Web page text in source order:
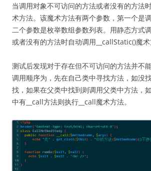
当调用对象不可访问的方法或者没有的方法
术方法。该魔术方法有两个参数，第一个是
二个参数是枚举数组参数列表。用静态方式
或者没有的方法时自动调用__callStatic()魔术
测试后发现对于存在但不可访问的方法并不
调用顺序为，先在自己类中寻找方法，如没
找，如果在父类中找到则调用父类中方法，
中有__call方法则执行__call魔术方法。